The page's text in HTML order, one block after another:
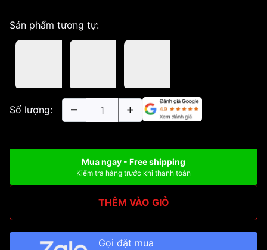
Sản phẩm tương tự:
Số lượng:
Mua ngay - Free shipping
Kiểm tra hàng trước khi thanh toán
THÊM VÀO GIỎ
Gọi đặt mua